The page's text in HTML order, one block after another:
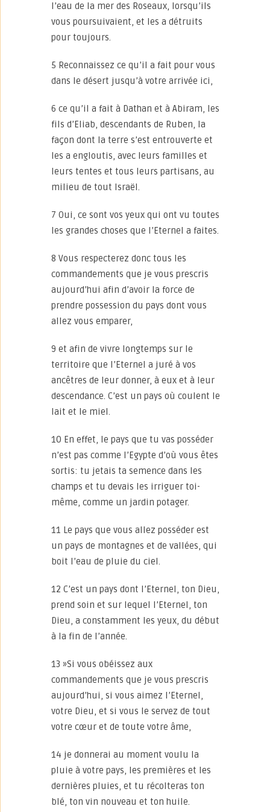
l’eau de la mer des Roseaux, lorsqu’ils
vous poursuivaient, et les a détruits
pour toujours.
5 Reconnaissez ce qu’il a fait pour vous
dans le désert jusqu’à votre arrivée ici,
6 ce qu’il a fait à Dathan et à Abiram, les
fils d’Eliab, descendants de Ruben, la
façon dont la terre s’est entrouverte et
les a engloutis, avec leurs familles et
leurs tentes et tous leurs partisans, au
milieu de tout Israël.
7 Oui, ce sont vos yeux qui ont vu toutes
les grandes choses que l’Eternel a faites.
8 Vous respecterez donc tous les
commandements que je vous prescris
aujourd’hui afin d’avoir la force de
prendre possession du pays dont vous
allez vous emparer,
9 et afin de vivre longtemps sur le
territoire que l’Eternel a juré à vos
ancêtres de leur donner, à eux et à leur
descendance. C’est un pays où coulent le
lait et le miel.
10 En effet, le pays que tu vas posséder
n’est pas comme l’Egypte d’où vous êtes
sortis: tu jetais ta semence dans les
champs et tu devais les irriguer toi-
même, comme un jardin potager.
11 Le pays que vous allez posséder est
un pays de montagnes et de vallées, qui
boit l’eau de pluie du ciel.
12 C’est un pays dont l’Eternel, ton Dieu,
prend soin et sur lequel l’Eternel, ton
Dieu, a constamment les yeux, du début
à la fin de l’année.
13 »Si vous obéissez aux
commandements que je vous prescris
aujourd’hui, si vous aimez l’Eternel,
votre Dieu, et si vous le servez de tout
votre cœur et de toute votre âme,
14 je donnerai au moment voulu la
pluie à votre pays, les premières et les
dernières pluies, et tu récolteras ton
blé, ton vin nouveau et ton huile.